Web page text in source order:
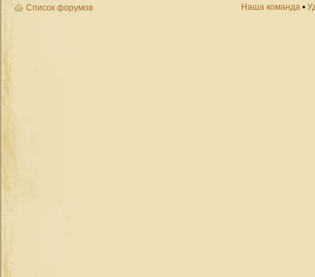
Список форумов Наша команда •